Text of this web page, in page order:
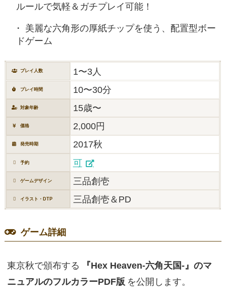
ルールで気軽＆ガチプレイ可能！
美麗な六角形の厚紙チップを使う、配置型ボー
ドゲーム
プレイ人数 1〜3人
プレイ時間 10〜30分
対象年齢 15歳〜
価格 2,000円
発売時期 2017秋
予約 可
ゲームデザイン 三品創壱
イラスト・DTP 三品創壱＆PD
ゲーム詳細
東京秋で頒布する
『Hex Heaven-六角天国-』のマ
ニュアルのフルカラーPDF版 を公開します。